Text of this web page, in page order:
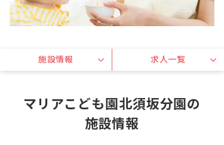
施設情報 求人一覧
マリアこども園北須坂分園の
施設情報